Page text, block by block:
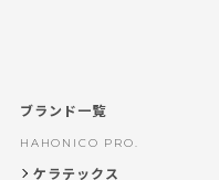
ブランド一覧
HAHONICO PRO.
ケラテックス